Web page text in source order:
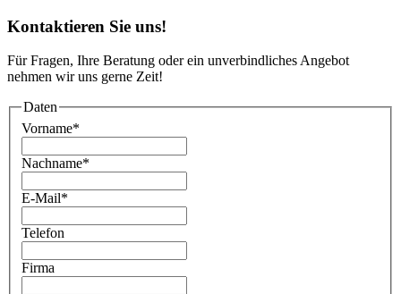
Kontaktieren Sie uns!
Für Fragen, Ihre Beratung oder ein unverbindliches Angebot
nehmen wir uns gerne Zeit!
Daten
Vorname*
Nachname*
E-Mail*
Telefon
Firma